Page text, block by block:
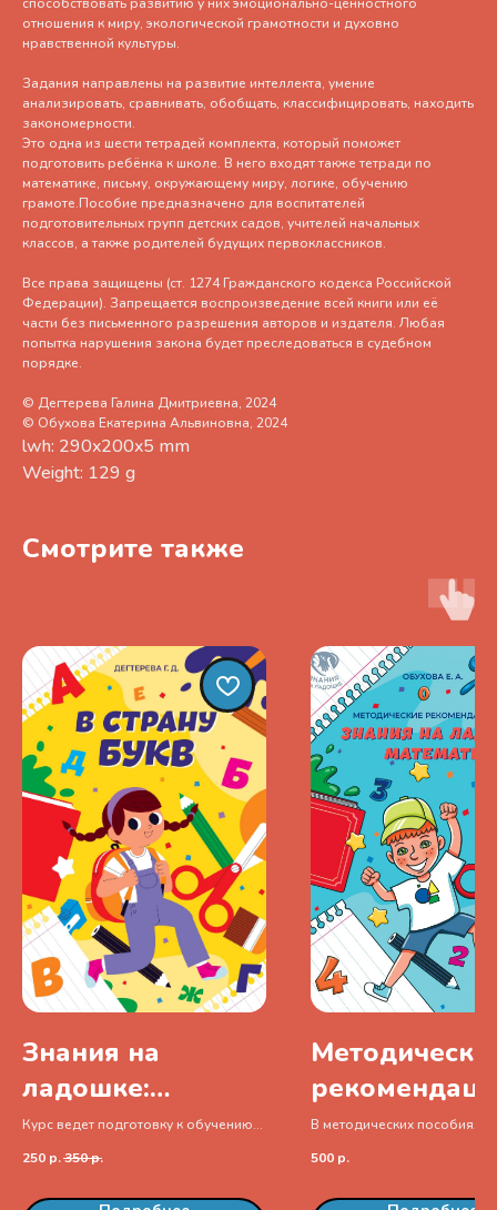
отношения к миру, экологической грамотности и духовно
нравственной культуры.
Задания направлены на развитие интеллекта, умение
анализировать, сравнивать, обобщать, классифицировать, находить
закономерности.
Это одна из шести тетрадей комплекта, который поможет
подготовить ребёнка к школе. В него входят также тетради по
математике, письму, окружающему миру, логике, обучению
грамоте.Пособие предназначено для воспитателей
подготовительных групп детских садов, учителей начальных
классов, а также родителей будущих первоклассников.
Все права защищены (ст. 1274 Гражданского кодекса Российской
Федерации). Запрещается воспроизведение всей книги или её
части без письменного разрешения авторов и издателя. Любая
попытка нарушения закона будет преследоваться в судебном
порядке.
© Дегтерева Галина Дмитриевна, 2024
© Обухова Екатерина Альвиновна, 2024
lwh: 290x200x5 mm
Weight: 129 g
Смотрите также
Знания на
ладошке:
обучение
грамоте (34
занятия)
Курс ведет подготовку к обучению
250 р.350р.
курсу
ладошке:
математика»
В методических пособиях
занятий к рабочим
500 р.